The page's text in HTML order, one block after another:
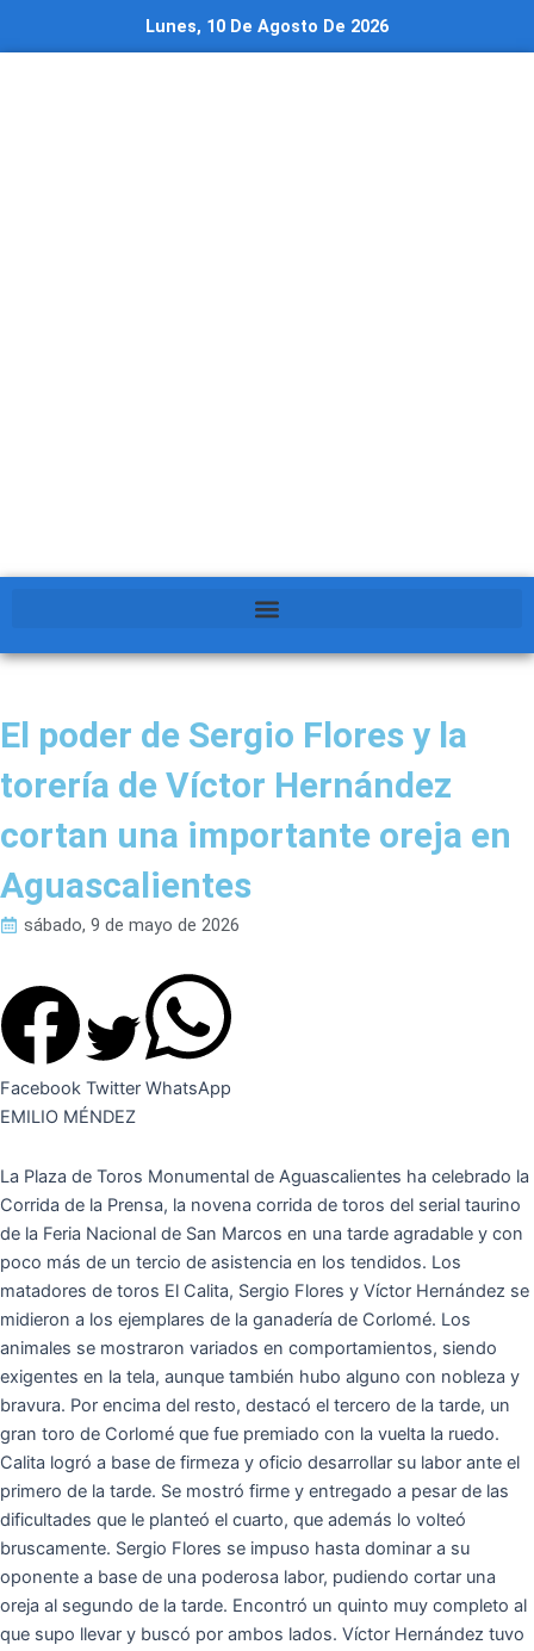
Lunes, 10 De Agosto De 2026
El poder de Sergio Flores y la
torería de Víctor Hernández
cortan una importante oreja en
Aguascalientes
sábado, 9 de mayo de 2026
Facebook Twitter WhatsApp
EMILIO MÉNDEZ
La Plaza de Toros Monumental de Aguascalientes ha celebrado la
Corrida de la Prensa, la novena corrida de toros del serial taurino
de la Feria Nacional de San Marcos en una tarde agradable y con
poco más de un tercio de asistencia en los tendidos. Los
matadores de toros El Calita, Sergio Flores y Víctor Hernández se
midieron a los ejemplares de la ganadería de Corlomé. Los
animales se mostraron variados en comportamientos, siendo
exigentes en la tela, aunque también hubo alguno con nobleza y
bravura. Por encima del resto, destacó el tercero de la tarde, un
gran toro de Corlomé que fue premiado con la vuelta la ruedo.
Calita logró a base de firmeza y oficio desarrollar su labor ante el
primero de la tarde. Se mostró firme y entregado a pesar de las
dificultades que le planteó el cuarto, que además lo volteó
bruscamente. Sergio Flores se impuso hasta dominar a su
oponente a base de una poderosa labor, pudiendo cortar una
oreja al segundo de la tarde. Encontró un quinto muy completo al
que supo llevar y buscó por ambos lados. Víctor Hernández tuvo